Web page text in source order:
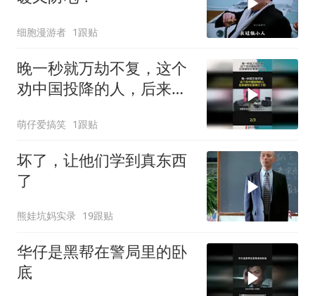
细胞漫游者 1跟贴
晚一秒就万劫不复，这个
劝中国投降的人，后来被
萌仔爱搞笑 1跟贴
坏了，让他们学到真东西
了
熊娃坑妈实录 19跟贴
华仔是黑帮在警局里的卧
底